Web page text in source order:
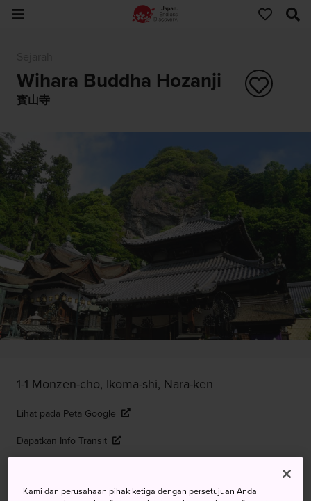
Wihara Buddha Hozanji
寳山寺
1-1 Monzen-cho, Ikoma-shi, Nara-ken
Lihat pada Peta Google
Dapatkan Info Transit
KATA KUNCI PETA
Kami dan perusahaan pihak ketiga dengan persetujuan Anda